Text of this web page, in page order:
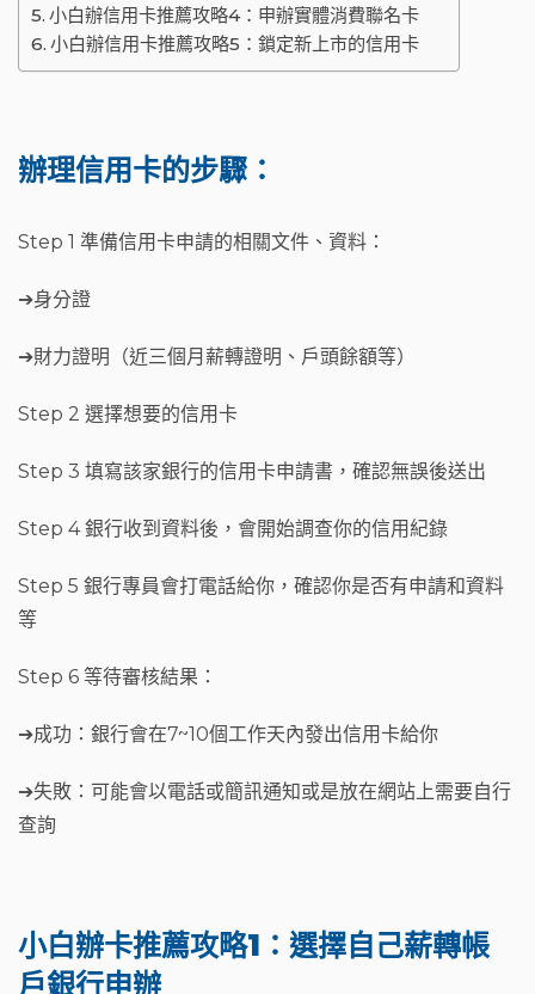
小白辦信用卡推薦攻略4：申辦實體消費聯名卡
小白辦信用卡推薦攻略5：鎖定新上市的信用卡
辦理信用卡的步驟：
Step 1 準備信用卡申請的相關文件、資料：
➔身分證
➔財力證明（近三個月薪轉證明、戶頭餘額等）
Step 2 選擇想要的信用卡
Step 3 填寫該家銀行的信用卡申請書，確認無誤後送出
Step 4 銀行收到資料後，會開始調查你的信用紀錄
Step 5 銀行專員會打電話給你，確認你是否有申請和資料
等
Step 6 等待審核結果：
➔成功：銀行會在7~10個工作天內發出信用卡給你
➔失敗：可能會以電話或簡訊通知或是放在網站上需要自行
查詢
小白辦卡推薦攻略1：選擇自己薪轉帳
戶銀行申辦